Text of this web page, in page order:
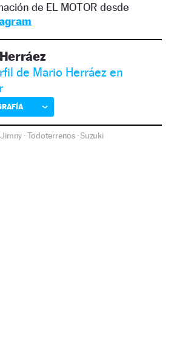
de EL MOTOR desde
de Mario Herráez en
·Todoterrenos·Suzuki